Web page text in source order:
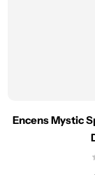
Encens Mystic